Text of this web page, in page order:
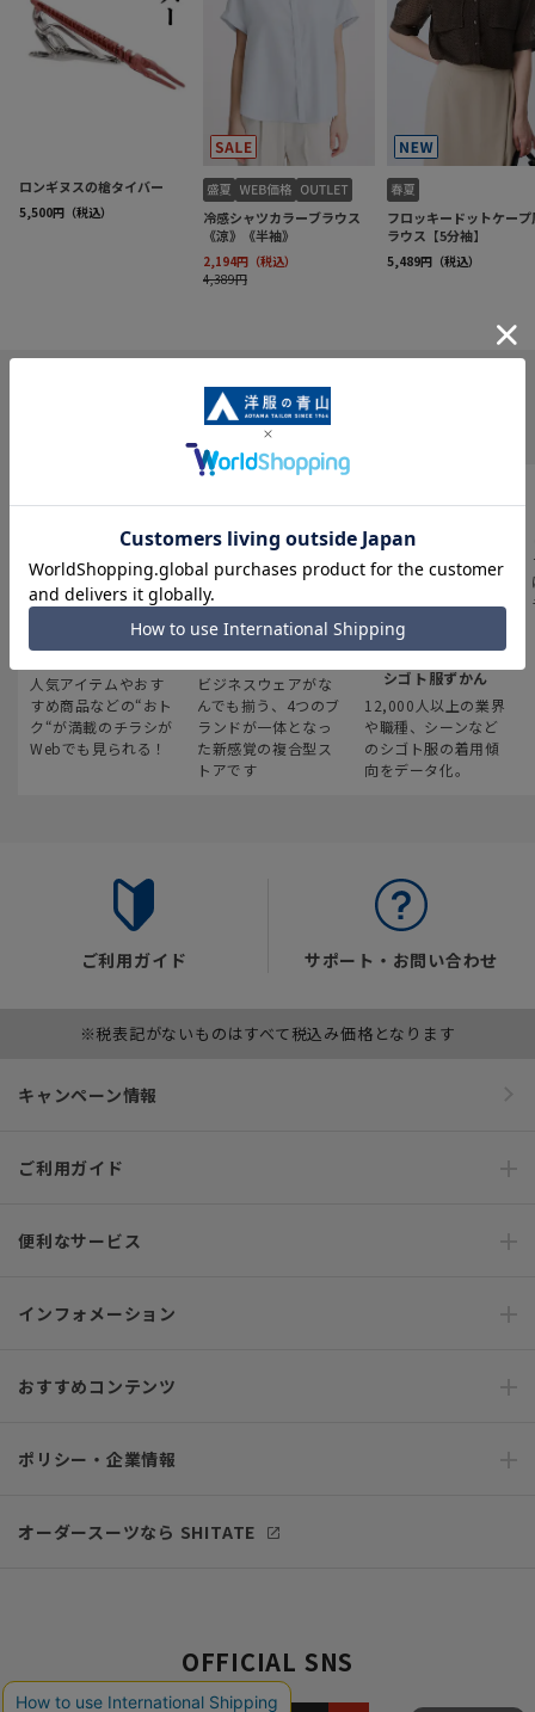
INFORMATION
最新のお買い得情報
人気アイテムやおす
すめ商品などの“おト
ク“が満載のチラシが
Webでも見られる！
スーツスクエア
ビジネスウェアがな
んでも揃う、4つのブ
ランドが一体となっ
た新感覚の複合型ス
トアです
みんなの
シゴト服ずかん
12,000人以上の業界
や職種、シーンなど
のシゴト服の着用傾
向をデータ化。
ご利用ガイド サポート・お問い合わせ
※税表記がないものはすべて税込み価格となります
キャンペーン情報
ご利用ガイド
便利なサービス
インフォメーション
おすすめコンテンツ
ポリシー・企業情報
オーダースーツなら SHITATE
OFFICIAL SNS